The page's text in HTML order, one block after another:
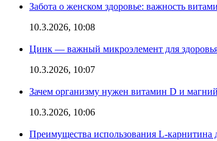
Забота о женском здоровье: важность
10.3.2026, 10:08
Цинк — важный микроэлемент для
10.3.2026, 10:07
Зачем организму нужен витамин D и
10.3.2026, 10:06
Преимущества использования L-карнитина